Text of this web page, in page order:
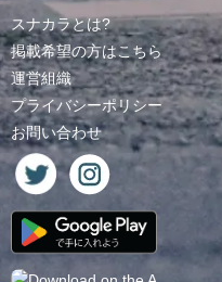
スナカラとは?
掲載希望の方はこちら
運営組織
プライバシーポリシー
お問い合わせ